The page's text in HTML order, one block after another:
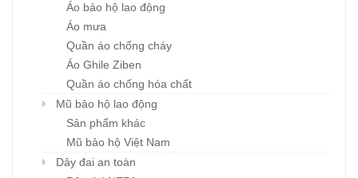
Áo bảo hộ lao động
Áo mưa
Quần áo chống cháy
Áo Ghile Ziben
Quần áo chống hóa chất
Mũ bảo hộ lao động
Sản phẩm khác
Mũ bảo hộ Việt Nam
Dây đai an toàn